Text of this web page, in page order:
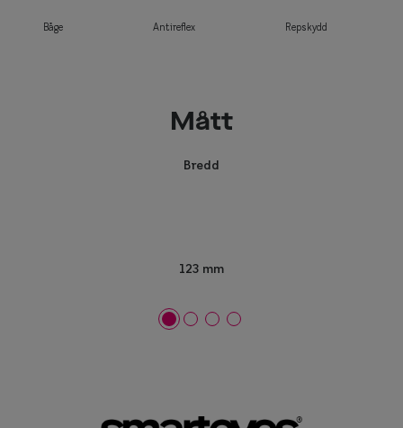
Båge Antireflex Repskydd
Mått
Bredd
123 mm